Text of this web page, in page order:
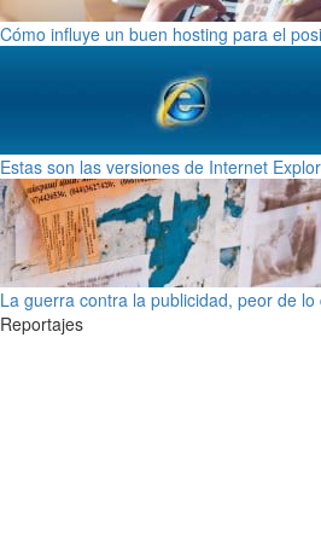
Cómo influye un buen hosting para el
Estas son las versiones de Internet
La guerra contra la publicidad, peor de
Reportajes